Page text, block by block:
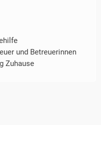
und Betreuerinnen
Zuhause